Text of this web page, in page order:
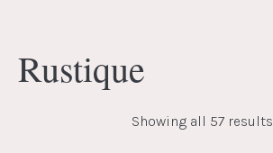
Rustique
Showing all 57 results